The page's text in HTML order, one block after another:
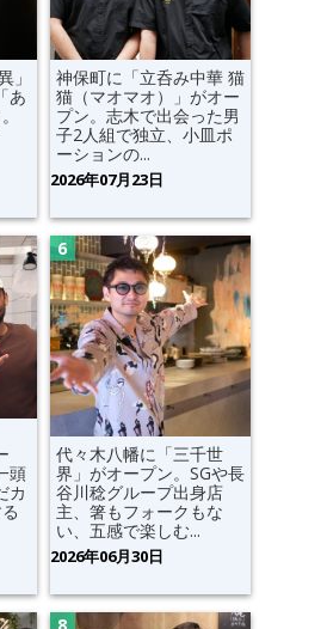
」
あ
神保町に「立呑み中華 猫
猫（マオマオ）」がオー
プン。志木で出会った男
子2人組で独立、小皿ポ
ーションの...
2026年07月23日
頭
カ
代々木八幡に「三千世
界」がオープン。SGや長
谷川稔グループ出身店
主、箸もフォークもな
い、五感で楽しむ...
2026年06月30日